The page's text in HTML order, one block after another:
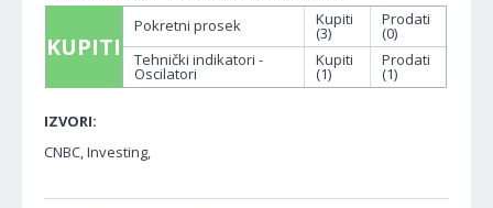
KUPITI
Pokretni prosek Kupiti
(3)
Prodati
(0)
Tehnički indikatori -
Oscilatori
Kupiti
(1)
Prodati
(1)
IZVORI:
CNBC, Investing,